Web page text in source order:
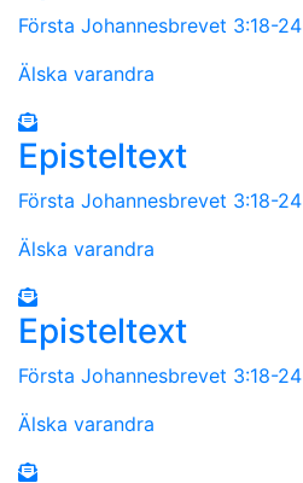
Första Johannesbrevet 3:18-24
Älska varandra
Episteltext
Första Johannesbrevet 3:18-24
Älska varandra
Episteltext
Första Johannesbrevet 3:18-24
Älska varandra